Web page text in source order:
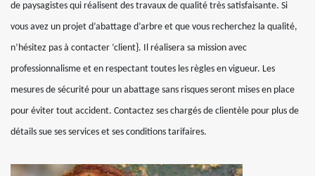
de paysagistes qui réalisent des travaux de qualité très satisfaisante. Si
vous avez un projet d’abattage d’arbre et que vous recherchez la qualité,
n’hésitez pas à contacter ‘client}. Il réalisera sa mission avec
professionnalisme et en respectant toutes les règles en vigueur. Les
mesures de sécurité pour un abattage sans risques seront mises en place
pour éviter tout accident. Contactez ses chargés de clientèle pour plus de
détails sue ses services et ses conditions tarifaires.